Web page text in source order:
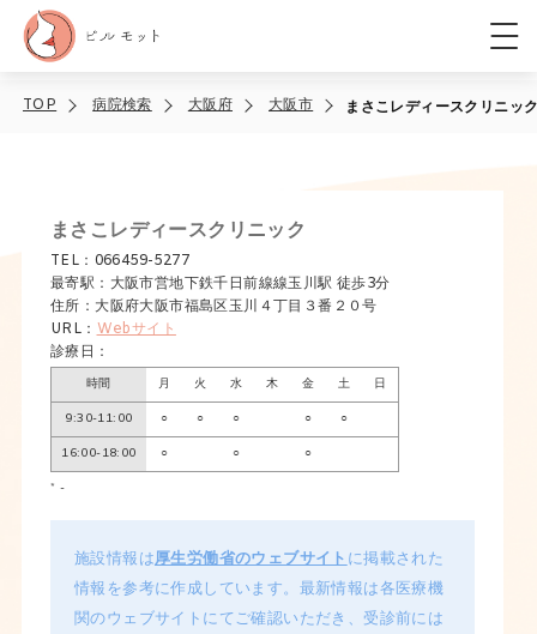
TOP 病院検索 大阪府 大阪市 まさこレディースクリニッ
まさこレディースクリニック
TEL：066459-5277
最寄駅：大阪市営地下鉄千日前線線玉川駅 徒歩3分
住所：大阪府大阪市福島区玉川４丁目３番２０号
URL： Webサイト
診療日：
時間 月 火 水 木 金 土 日
9:30-11:00 ○ ○ ○ ○ ○
16:00-18:00 ○ ○ ○
* -
施設情報は厚生労働省のウェブサイト に掲載された
情報を参考に作成しています。最新情報は各医療機
関のウェブサイトにてご確認いただき、受診前には